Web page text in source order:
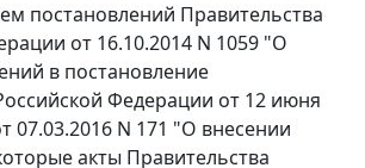
постановлений Правительства
от 16.10.2014 N 1059 "О
в постановление
Федерации от 12 июня
07.03.2016 N 171 "О внесении
акты Правительства